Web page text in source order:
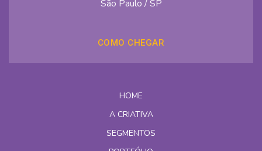
São Paulo / SP
COMO CHEGAR
HOME
A CRIATIVA
SEGMENTOS